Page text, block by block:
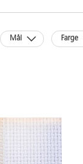
Mål Farge